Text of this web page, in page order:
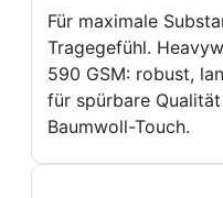
Für maximale
Tragegefühl.
590 GSM: robust,
für spürbare
Baumwoll-Touch.